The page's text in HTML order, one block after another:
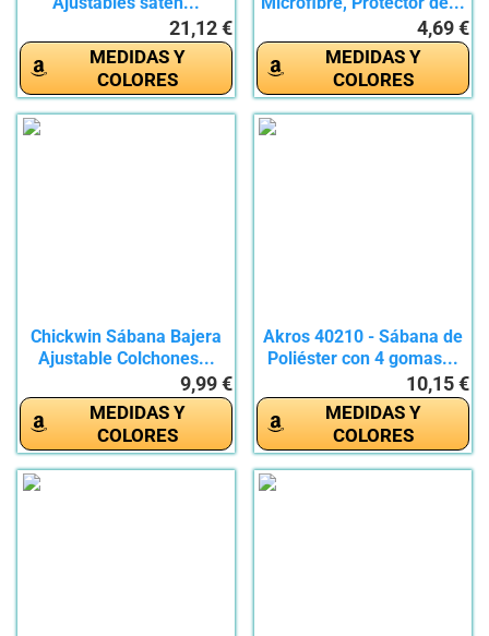
21,12 €
MEDIDAS Y
COLORES
4,69 €
MEDIDAS Y
COLORES
Chickwin Sábana Bajera
Ajustable Colchones...
9,99 €
MEDIDAS Y
COLORES
Akros 40210 - Sábana de
Poliéster con 4 gomas...
10,15 €
MEDIDAS Y
COLORES